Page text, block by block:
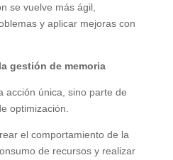
se vuelve más ágil,
y aplicar mejoras con
gestión de memoria
acción única, sino parte de
optimización.
el comportamiento de la
de recursos y realizar